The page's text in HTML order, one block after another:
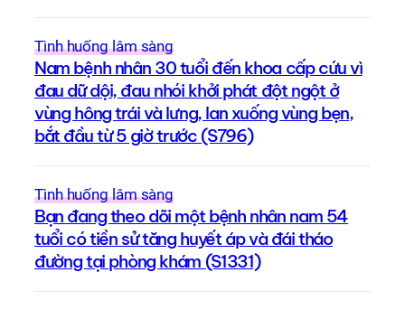
Tình huống lâm sàng
Nam bệnh nhân 30 tuổi đến khoa cấp cứu vì
đau dữ dội, đau nhói khởi phát đột ngột ở
vùng hông trái và lưng, lan xuống vùng bẹn,
bắt đầu từ 5 giờ trước (S796)
Tình huống lâm sàng
Bạn đang theo dõi một bệnh nhân nam 54
tuổi có tiền sử tăng huyết áp và đái tháo
đường tại phòng khám (S1331)